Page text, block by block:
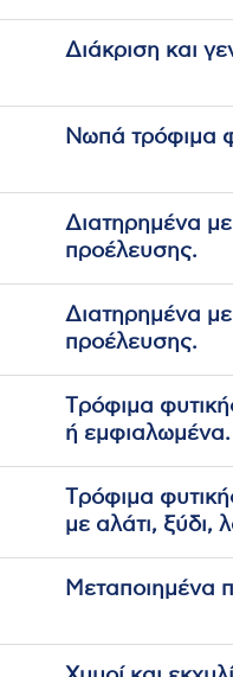
Διάκριση και
Nωπά τρόφιμα
Διατηρημένα
πρoέλευσης.
Διατηρημένα
πρoέλευσης.
Tρόφιμα
ή εμφιαλωμένα.
Tρόφιμα
με αλάτι, ξύδι,
Μεταποιημένα